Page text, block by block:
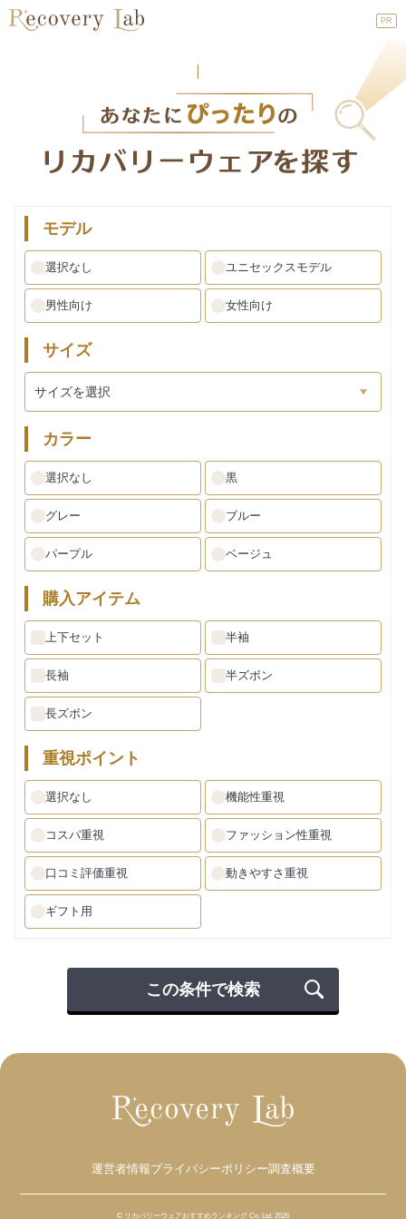
PR
モデル
選択なし ユニセックスモデル
男性向け 女性向け
サイズ
カラー
選択なし 黒
グレー ブルー
パープル ベージュ
購入アイテム
上下セット 半袖
長袖 半ズボン
長ズボン
重視ポイント
選択なし 機能性重視
コスパ重視 ファッション性重視
口コミ評価重視 動きやすさ重視
ギフト用
この条件で検索
運営者情報プライバシーポリシー調査概要
© リカバリーウェアおすすめランキング Co. Ltd. 2026